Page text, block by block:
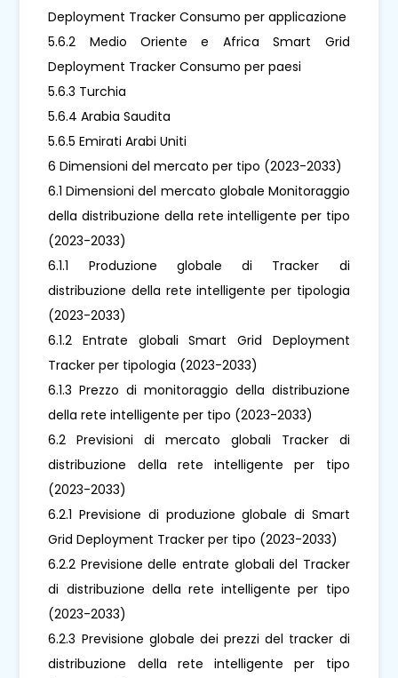
Deployment Tracker Consumo per applicazione
5.6.2 Medio Oriente e Africa Smart Grid
Deployment Tracker Consumo per paesi
5.6.3 Turchia
5.6.4 Arabia Saudita
5.6.5 Emirati Arabi Uniti
6 Dimensioni del mercato per tipo (2023-2033)
6.1 Dimensioni del mercato globale Monitoraggio
della distribuzione della rete intelligente per tipo
(2023-2033)
6.1.1 Produzione globale di Tracker di
distribuzione della rete intelligente per tipologia
(2023-2033)
6.1.2 Entrate globali Smart Grid Deployment
Tracker per tipologia (2023-2033)
6.1.3 Prezzo di monitoraggio della distribuzione
della rete intelligente per tipo (2023-2033)
6.2 Previsioni di mercato globali Tracker di
distribuzione della rete intelligente per tipo
(2023-2033)
6.2.1 Previsione di produzione globale di Smart
Grid Deployment Tracker per tipo (2023-2033)
6.2.2 Previsione delle entrate globali del Tracker
di distribuzione della rete intelligente per tipo
(2023-2033)
6.2.3 Previsione globale dei prezzi del tracker di
distribuzione della rete intelligente per tipo